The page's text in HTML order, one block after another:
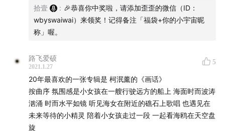
拾壹 : 🎉恭喜你中奖啦，请添加歪歪的微信（ID：
wbyswaiwai）来领奖！记得备注「福袋+你的小宇宙昵
称」喔。
路飞爱硕
2021.1.27
5
20年最喜欢的一张专辑是 柯泯薰的《画话》
按曲序 氛围感是小女孩在一艘行驶远方的船上 海面时而波涛
汹涌 时而水平如镜 听见海女在附近的礁石上歌唱 也遇见在
未来等待的小精灵 陪着小女孩走过一段 一起看海鸥在天空盘
旋